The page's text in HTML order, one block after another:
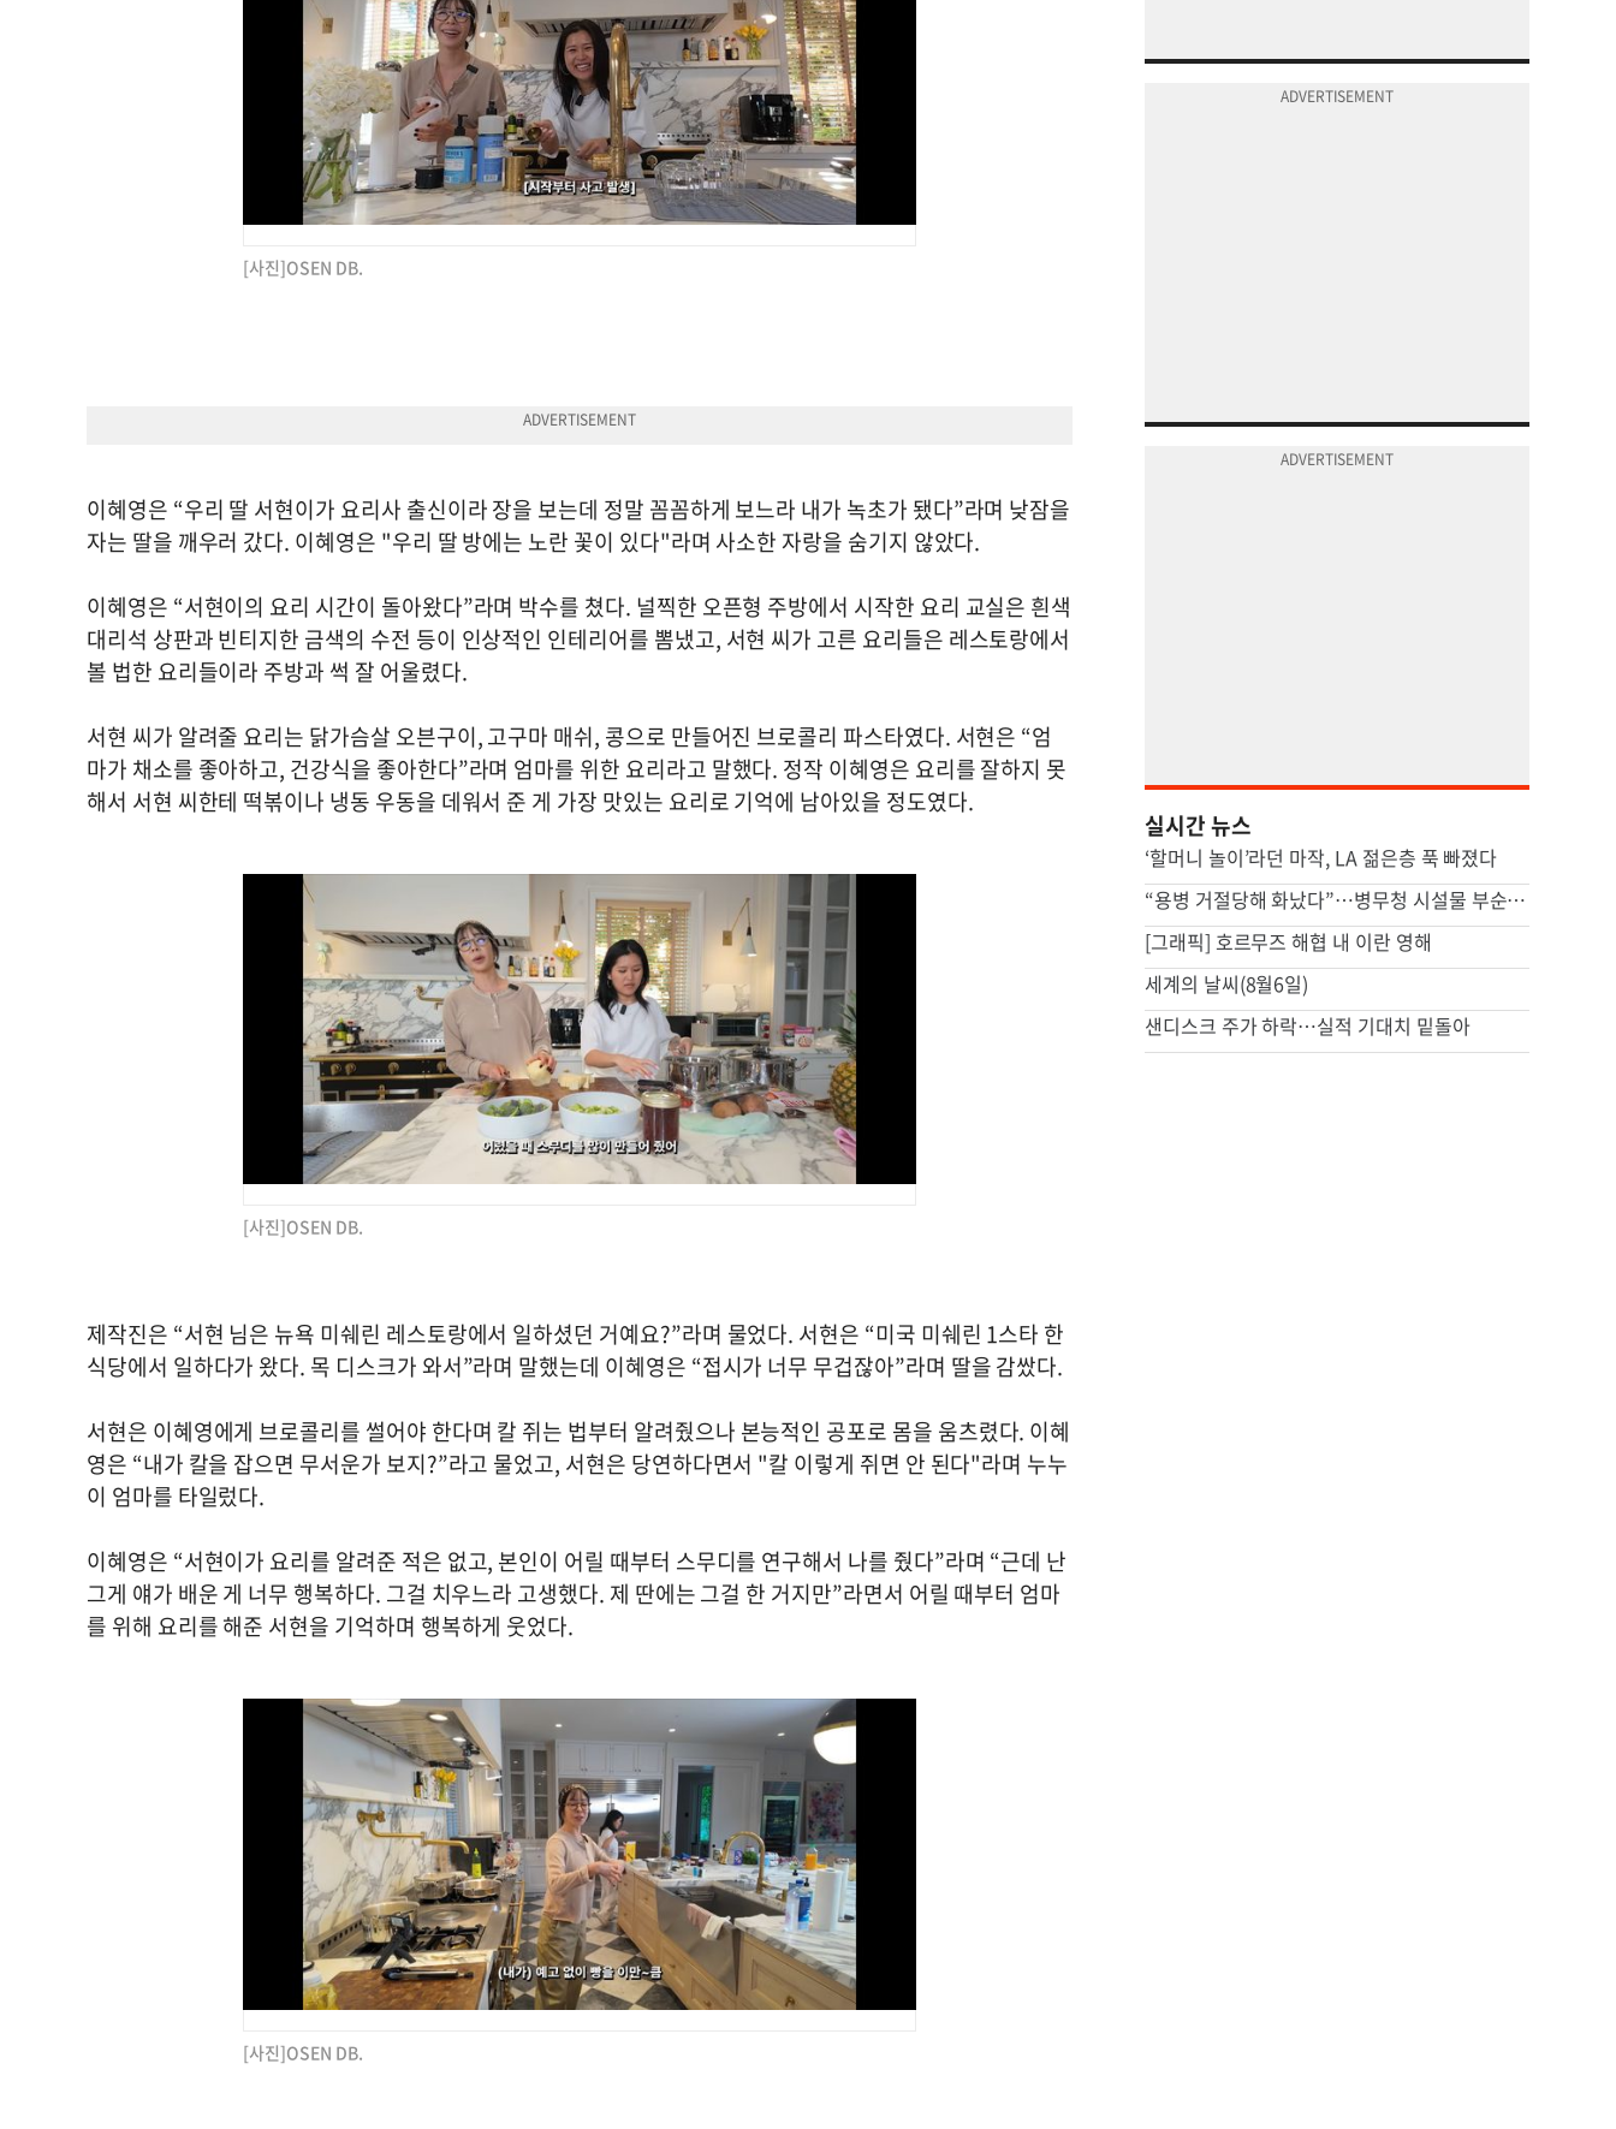
[사진]OSEN DB.
이혜영은 “우리 딸 서현이가 요리사 출신이라 장을 보는데 정말 꼼꼼하게 보느라 내가 녹초가 됐다”라며 낮잠을
자는 딸을 깨우러 갔다. 이혜영은 "우리 딸 방에는 노란 꽃이 있다"라며 사소한 자랑을 숨기지 않았다.
이혜영은 “서현이의 요리 시간이 돌아왔다”라며 박수를 쳤다. 널찍한 오픈형 주방에서 시작한 요리 교실은 흰색
대리석 상판과 빈티지한 금색의 수전 등이 인상적인 인테리어를 뽐냈고, 서현 씨가 고른 요리들은 레스토랑에서
볼 법한 요리들이라 주방과 썩 잘 어울렸다.
서현 씨가 알려줄 요리는 닭가슴살 오븐구이, 고구마 매쉬, 콩으로 만들어진 브로콜리 파스타였다. 서현은 “엄
마가 채소를 좋아하고, 건강식을 좋아한다”라며 엄마를 위한 요리라고 말했다. 정작 이혜영은 요리를 잘하지 못
해서 서현 씨한테 떡볶이나 냉동 우동을 데워서 준 게 가장 맛있는 요리로 기억에 남아있을 정도였다.
[사진]OSEN DB.
제작진은 “서현 님은 뉴욕 미쉐린 레스토랑에서 일하셨던 거예요?”라며 물었다. 서현은 “미국 미쉐린 1스타 한
식당에서 일하다가 왔다. 목 디스크가 와서”라며 말했는데 이혜영은 “접시가 너무 무겁잖아”라며 딸을 감쌌다.
서현은 이혜영에게 브로콜리를 썰어야 한다며 칼 쥐는 법부터 알려줬으나 본능적인 공포로 몸을 움츠렸다. 이혜
영은 “내가 칼을 잡으면 무서운가 보지?”라고 물었고, 서현은 당연하다면서 "칼 이렇게 쥐면 안 된다"라며 누누
이 엄마를 타일렀다.
이혜영은 “서현이가 요리를 알려준 적은 없고, 본인이 어릴 때부터 스무디를 연구해서 나를 줬다”라며 “근데 난
그게 얘가 배운 게 너무 행복하다. 그걸 치우느라 고생했다. 제 딴에는 그걸 한 거지만”라면서 어릴 때부터 엄마
를 위해 요리를 해준 서현을 기억하며 행복하게 웃었다.
[사진]OSEN DB.
실시간 뉴스
‘할머니 놀이’라던 마작, LA 젊은층 푹 빠졌다
“용병 거절당해 화났다”…병무청 시설물 부순 40대 구속 송치
[그래픽] 호르무즈 해협 내 이란 영해
세계의 날씨(8월6일)
샌디스크 주가 하락…실적 기대치 밑돌아